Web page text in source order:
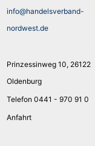
info@handelsverband-
nordwest.de
Prinzessinweg 10, 26122
Oldenburg
Telefon 0441 - 970 91 0
Anfahrt